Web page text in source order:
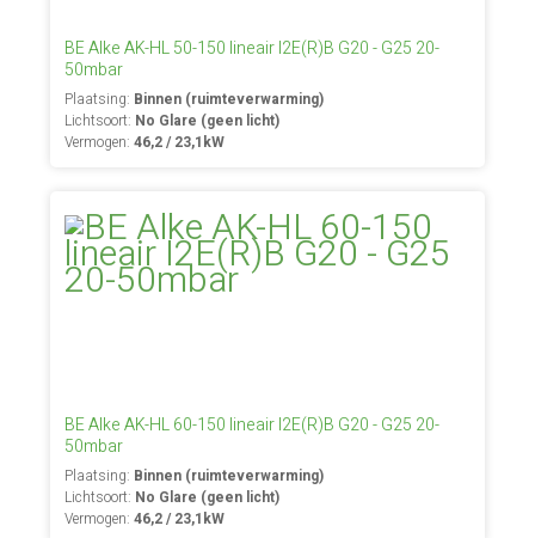
BE Alke AK-HL 50-150 lineair I2E(R)B G20 - G25 20-
50mbar
Plaatsing: Binnen (ruimteverwarming)
Lichtsoort: No Glare (geen licht)
Vermogen:46,2 / 23,1kW
BE Alke AK-HL 60-150 lineair I2E(R)B G20 - G25 20-
50mbar
Plaatsing: Binnen (ruimteverwarming)
Lichtsoort: No Glare (geen licht)
Vermogen:46,2 / 23,1kW